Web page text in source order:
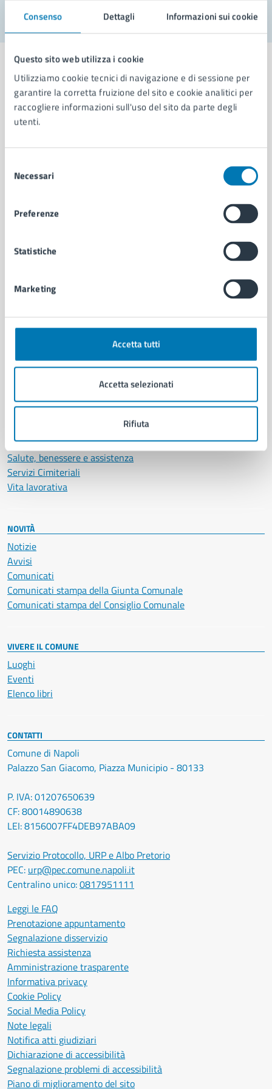
Consenso Dettagli Informazioni sui cookie
Questo sito web utilizza i cookie
Utilizziamo cookie tecnici di navigazione e di sessione per
garantire la corretta fruizione del sito e cookie analitici per
raccogliere informazioni sull'uso del sito da parte degli
utenti.
delNecessari
Preferenze
Statistiche
Marketing
Accetta tutti
Accetta selezionati
Rifiuta
Comune di Napoli
Organi di governo
Uffici
Personale amministrativo
Intranet, posta aziendale e protocollo
Autorizzazioni
Cultura e tempo libero
Documenti e certificati
Giustizia e sicurezza pubblica
Imprese e commercio
Salute, benessere e assistenza
Servizi Cimiteriali
Vita lavorativa
NOVITÀ
Notizie
Avvisi
Comunicati
Comunicati stampa della Giunta Comunale
Comunicati stampa del Consiglio Comunale
VIVERE IL COMUNE
Luoghi
Eventi
Elenco libri
CONTATTI
Comune di Napoli
Palazzo San Giacomo, Piazza Municipio - 80133
P. IVA: 01207650639
CF: 80014890638
LEI: 8156007FF4DEB97ABA09
Servizio Protocollo, URP e Albo Pretorio
PEC: urp@pec.comune.napoli.it
Centralino unico:0817951111
Leggi le FAQ
Prenotazione appuntamento
Segnalazione disservizio
Richiesta assistenza
Amministrazione trasparente
Informativa privacy
Cookie Policy
Social Media Policy
Note legali
Notifica atti giudiziari
Dichiarazione di accessibilità
Segnalazione problemi di accessibilità
Piano di miglioramento del sito